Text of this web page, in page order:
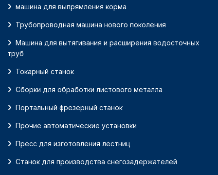
машина для выпрямления корма
Трубопроводная машина нового поколения
Машина для вытягивания и расширения водосточных
труб
Токарный станок
Сборки для обработки листового металла
Портальный фрезерный станок
Прочие автоматические установки
Пресс для изготовления лестниц
Станок для производства снегозадержателей